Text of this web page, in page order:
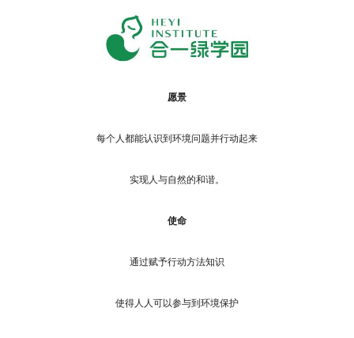
愿景
每个人都能认识到环境问题并行动起来
实现人与自然的和谐。
使命
通过赋予行动方法知识
使得人人可以参与到环境保护